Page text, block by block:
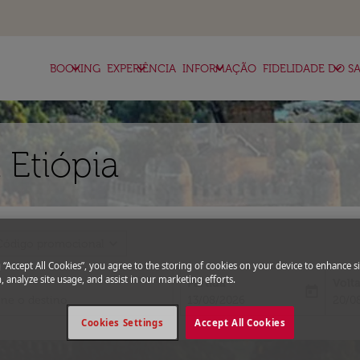
BOOKING
keyboard_arrow_down EXPERIÊNCIA
keyboard_arrow_down INFORMAÇÃO
keyboard_arrow_down FIDELIDADE DO
keyboard_arrow_down
Etiópia
Partida
fc-
“Accept All Cookies”, you agree to the storing of cookies on your device to enhance
analyze site usage, and assist in our marketing efforts.
Accept All Cookies
Cookies Settings